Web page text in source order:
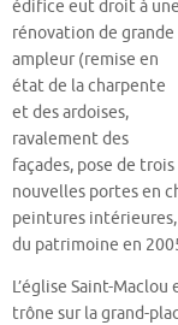
édifice eut droit à une
rénovation de grande
ampleur (remise en
état de la charpente
et des ardoises,
ravalement des
façades, pose de trois
nouvelles portes en
peintures
du patrimoine en
L’église Saint-
trône sur la grand-